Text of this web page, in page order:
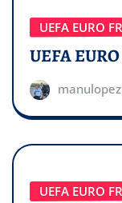
UEFA EURO
UEFA
UEFA EURO